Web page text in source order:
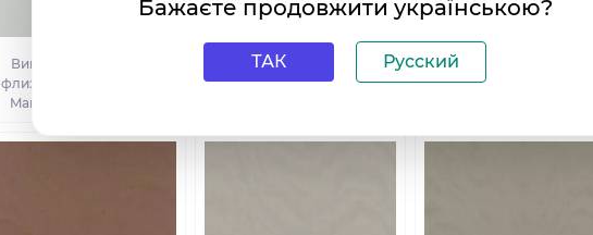
Виниловые обои на
флизелиновой основе
Marburg Lava Серый
Виниловые обои на
флизелиновой основе
Виниловые обои на
флизелиновой основе
Бажаєте продовжити українською?
ТАК Русский